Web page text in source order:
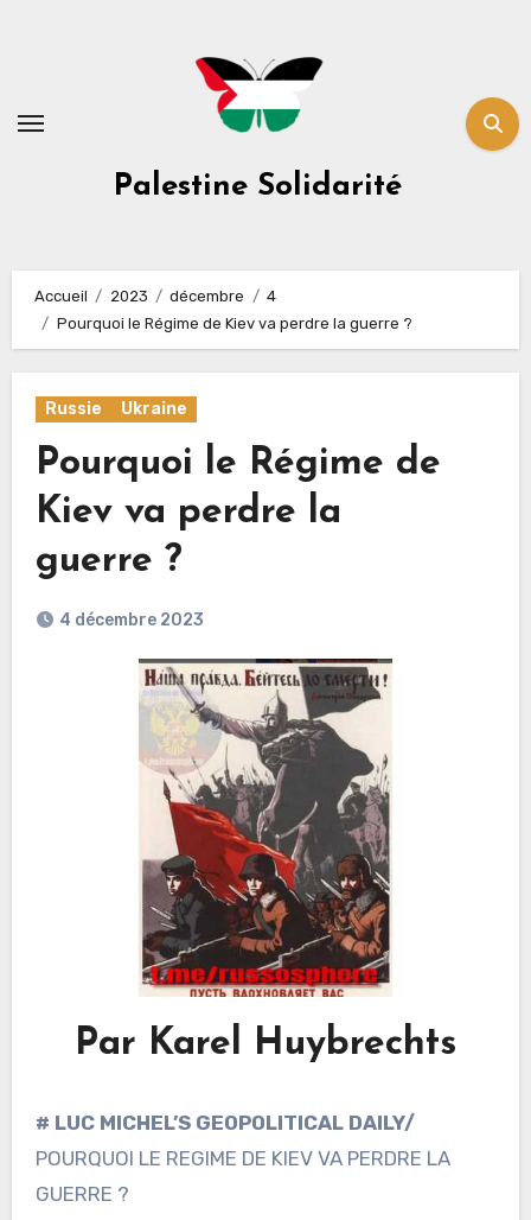
Palestine Solidarité
Accueil 2023 décembre
4
Pourquoi le Régime de Kiev va perdre la guerre ?
Russie Ukraine
Pourquoi le Régime de
Kiev va perdre la
guerre ?
4 décembre 2023
Par Karel Huybrechts
# LUC MICHEL’S GEOPOLITICAL DAILY/
POURQUOI LE REGIME DE KIEV VA PERDRE LA
GUERRE ?